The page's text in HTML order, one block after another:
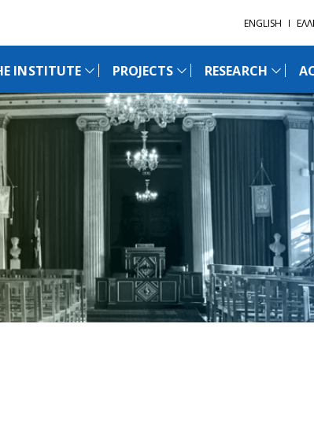
ENGLISH
INSTITUTE PROJECTS RESEARCH